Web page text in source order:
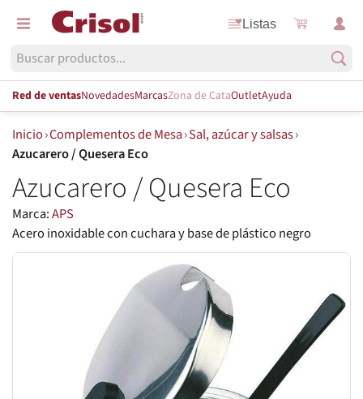
Listas
Red de ventasNovedadesMarcasZona de CataOutletAyuda
Inicio›Complementos de Mesa›Sal, azúcar y salsas›
Azucarero / Quesera Eco
Azucarero / Quesera Eco
Marca:APS
Acero inoxidable con cuchara y base de plástico negro